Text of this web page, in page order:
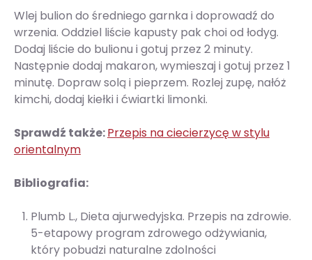
Wlej bulion do średniego garnka i doprowadź do
wrzenia. Oddziel liście kapusty pak choi od łodyg.
Dodaj liście do bulionu i gotuj przez 2 minuty.
Następnie dodaj makaron, wymieszaj i gotuj przez 1
minutę. Dopraw solą i pieprzem. Rozlej zupę, nałóż
kimchi, dodaj kiełki i ćwiartki limonki.
Sprawdź także:Przepis na ciecierzycę w stylu
orientalnym
Bibliografia:
Plumb L., Dieta ajurwedyjska. Przepis na zdrowie.
5-etapowy program zdrowego odżywiania,
który pobudzi naturalne zdolności